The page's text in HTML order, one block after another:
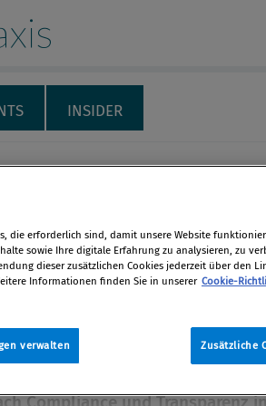
INSIDER
RECHT & HAFTUNG INTERNATIONALES
nicht immer nur
sprechen“
Generalsekretär der Pharmig
die Interessen der
die erforderlich sind, damit unsere Website
sowie Ihre digitale Erfahrung zu analysieren, zu
dieser zusätzlichen Cookies jederzeit über den
Informationen finden Sie in unserer Cookie-
Zusätzliche
verwalten